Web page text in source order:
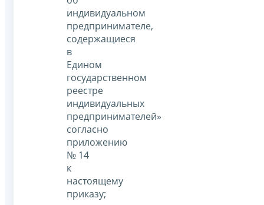
индивидуальном
предпринимателе,
содержащиеся
в
Едином
государственном
реестре
индивидуальных
предпринимателей»
согласно
приложению
№ 14
к
настоящему
приказу;